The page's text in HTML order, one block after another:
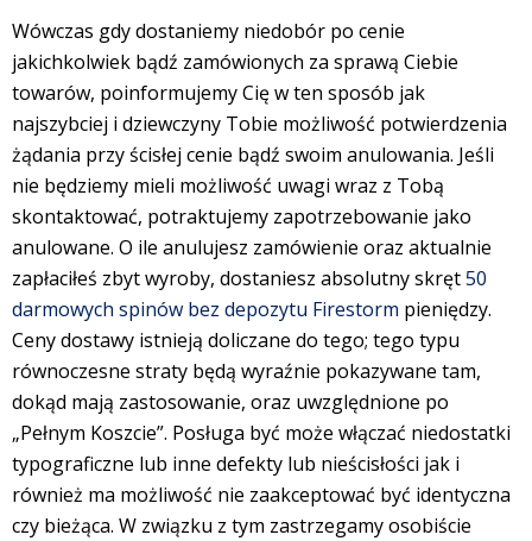
Wówczas gdy dostaniemy niedobór po cenie
jakichkolwiek bądź zamówionych za sprawą Ciebie
towarów, poinformujemy Cię w ten sposób jak
najszybciej i dziewczyny Tobie możliwość potwierdzenia
żądania przy ścisłej cenie bądź swoim anulowania. Jeśli
nie będziemy mieli możliwość uwagi wraz z Tobą
skontaktować, potraktujemy zapotrzebowanie jako
anulowane. O ile anulujesz zamówienie oraz aktualnie
zapłaciłeś zbyt wyroby, dostaniesz absolutny skręt50
darmowych spinów bez depozytu Firestorm pieniędzy.
Ceny dostawy istnieją doliczane do tego; tego typu
równoczesne straty będą wyraźnie pokazywane tam,
dokąd mają zastosowanie, oraz uwzględnione po
„Pełnym Koszcie”. Posługa być może włączać niedostatki
typograficzne lub inne defekty lub nieścisłości jak i
również ma możliwość nie zaakceptować być identyczna
czy bieżąca. W związku z tym zastrzegamy osobiście